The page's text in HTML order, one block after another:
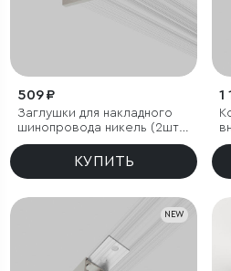
509 ₽
Заглушки для накладного
шинопровода никель (2шт)
85230/00 система Лайн
КУПИТЬ
1
NEW